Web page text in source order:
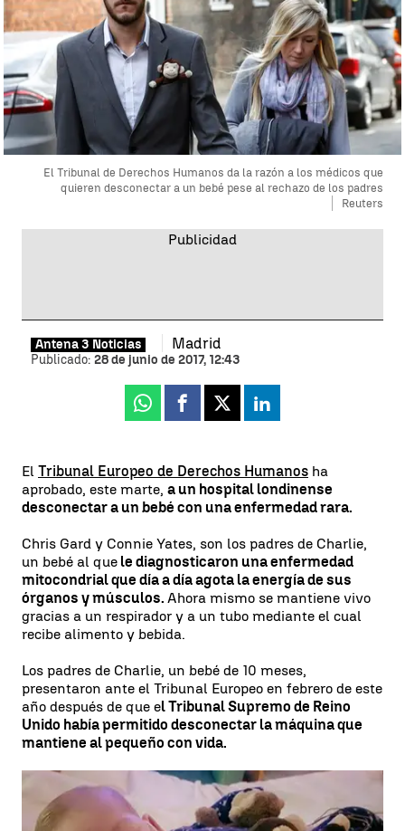
El Tribunal de Derechos Humanos da la razón a los médicos que
quieren desconectar a un bebé pese al rechazo de los padres
Reuters
Antena 3 Noticias Madrid
Publicado: 28 de junio de 2017, 12:43
Whatsapp
Facebook
X Linkedin
El Tribunal Europeo de Derechos Humanos ha
aprobado, este marte, a un hospital londinense
desconectar a un bebé con una enfermedad rara.
Chris Gard y Connie Yates, son los padres de Charlie,
un bebé al que le diagnosticaron una enfermedad
mitocondrial que día a día agota la energía de sus
órganos y músculos. Ahora mismo se mantiene vivo
gracias a un respirador y a un tubo mediante el cual
recibe alimento y bebida.
Los padres de Charlie, un bebé de 10 meses,
presentaron ante el Tribunal Europeo en febrero de este
año después de que el Tribunal Supremo de Reino
Unido había permitido desconectar la máquina que
mantiene al pequeño con vida.